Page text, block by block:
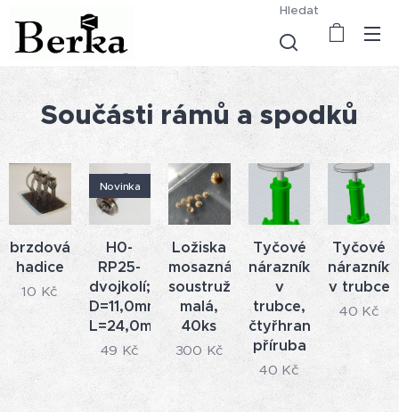
Hledat
Součásti rámů a spodků
brzdová
hadice
10 Kč
H0-
RP25-
dvojkolí;
D=11,0mm,
L=24,0mm
Novinka
49 Kč
Ložiska
mosazná
soustružená
malá,
40ks
300 Kč
Tyčové
nárazníky
v
trubce,
čtyřhranná
příruba
40 Kč
Tyčové
nárazníky
v trubce
40 Kč